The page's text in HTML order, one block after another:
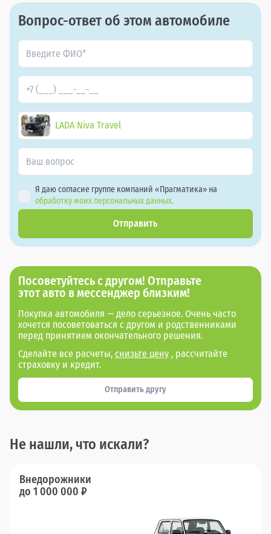
Вопрос-ответ об этом автомобиле
LADA Niva Travel
Я даю согласие группе компаний «Прагматика» на
обработку моих персональных данных.
Отправить
Посоветуйтесь с другом! Отправьте
этот авто в мессенджер близким!
Покупка автомобиля — дело серьезное. Очень часто
хочется посоветоваться с другом и родственниками
перед принятием окончательного решения.
Сделайте все расчеты, снизьте цену , рассчитайте
страховку и кредит.
Отправить другу
Не нашли, что искали?
Внедорожники
до 1 000 000 ₽